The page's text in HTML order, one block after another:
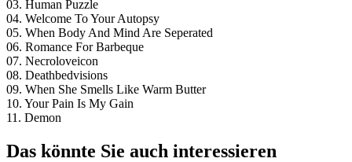
03. Human Puzzle
04. Welcome To Your Autopsy
05. When Body And Mind Are Seperated
06. Romance For Barbeque
07. Necroloveicon
08. Deathbedvisions
09. When She Smells Like Warm Butter
10. Your Pain Is My Gain
11. Demon
Das könnte Sie auch interessieren